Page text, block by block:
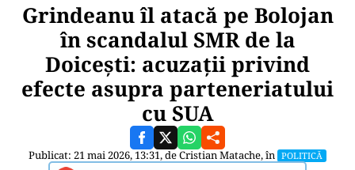
Grindeanu îl atacă pe Bolojan
în scandalul SMR de la
Doicești: acuzații privind
efecte asupra parteneriatului
cu SUA
Publicat: 21 mai 2026, 13:31, deCristian Matache, în POLITICĂ